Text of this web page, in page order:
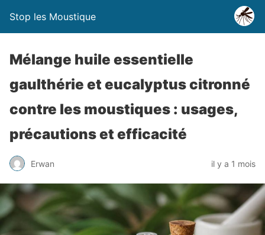
Stop les Moustique
Mélange huile essentielle
gaulthérie et eucalyptus citronné
contre les moustiques : usages,
précautions et efficacité
Erwan il y a 1 mois